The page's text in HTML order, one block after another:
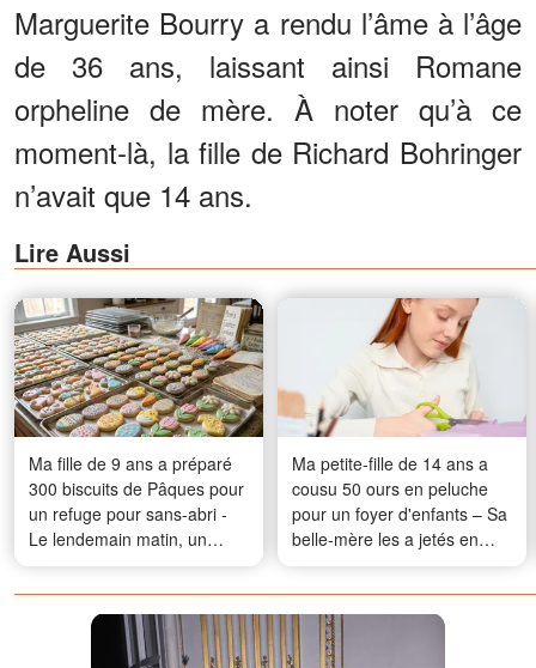
Marguerite Bourry a rendu l’âme à l’âge
de 36 ans, laissant ainsi Romane
orpheline de mère. À noter qu’à ce
moment-là, la fille de Richard Bohringer
n’avait que 14 ans.
Lire Aussi
Ma fille de 9 ans a préparé
300 biscuits de Pâques pour
un refuge pour sans-abri -
Le lendemain matin, un
homme s'est présenté avec
une mallette remplie
d'argent liquide et nous a dit
que nous devions accepter
Ma petite-fille de 14 ans a
cousu 50 ours en peluche
pour un foyer d'enfants – Sa
belle-mère les a jetés en
disant « ce n'est pas un
refuge », alors j'ai fait en
sorte qu'elle retienne la
leçon